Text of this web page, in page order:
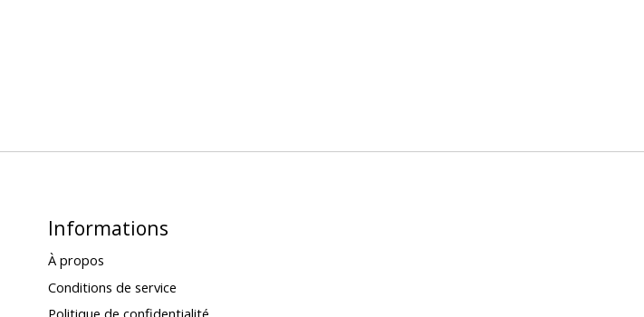
Informations
À propos
Conditions de service
Politique de confidentialité